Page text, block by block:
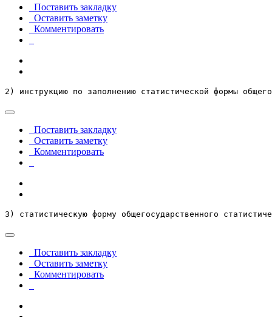
Поставить закладку
Оставить заметку
Комментировать
2) инструкцию по заполнению статистической формы
Поставить закладку
Оставить заметку
Комментировать
3) статистическую форму общегосударственного
Поставить закладку
Оставить заметку
Комментировать